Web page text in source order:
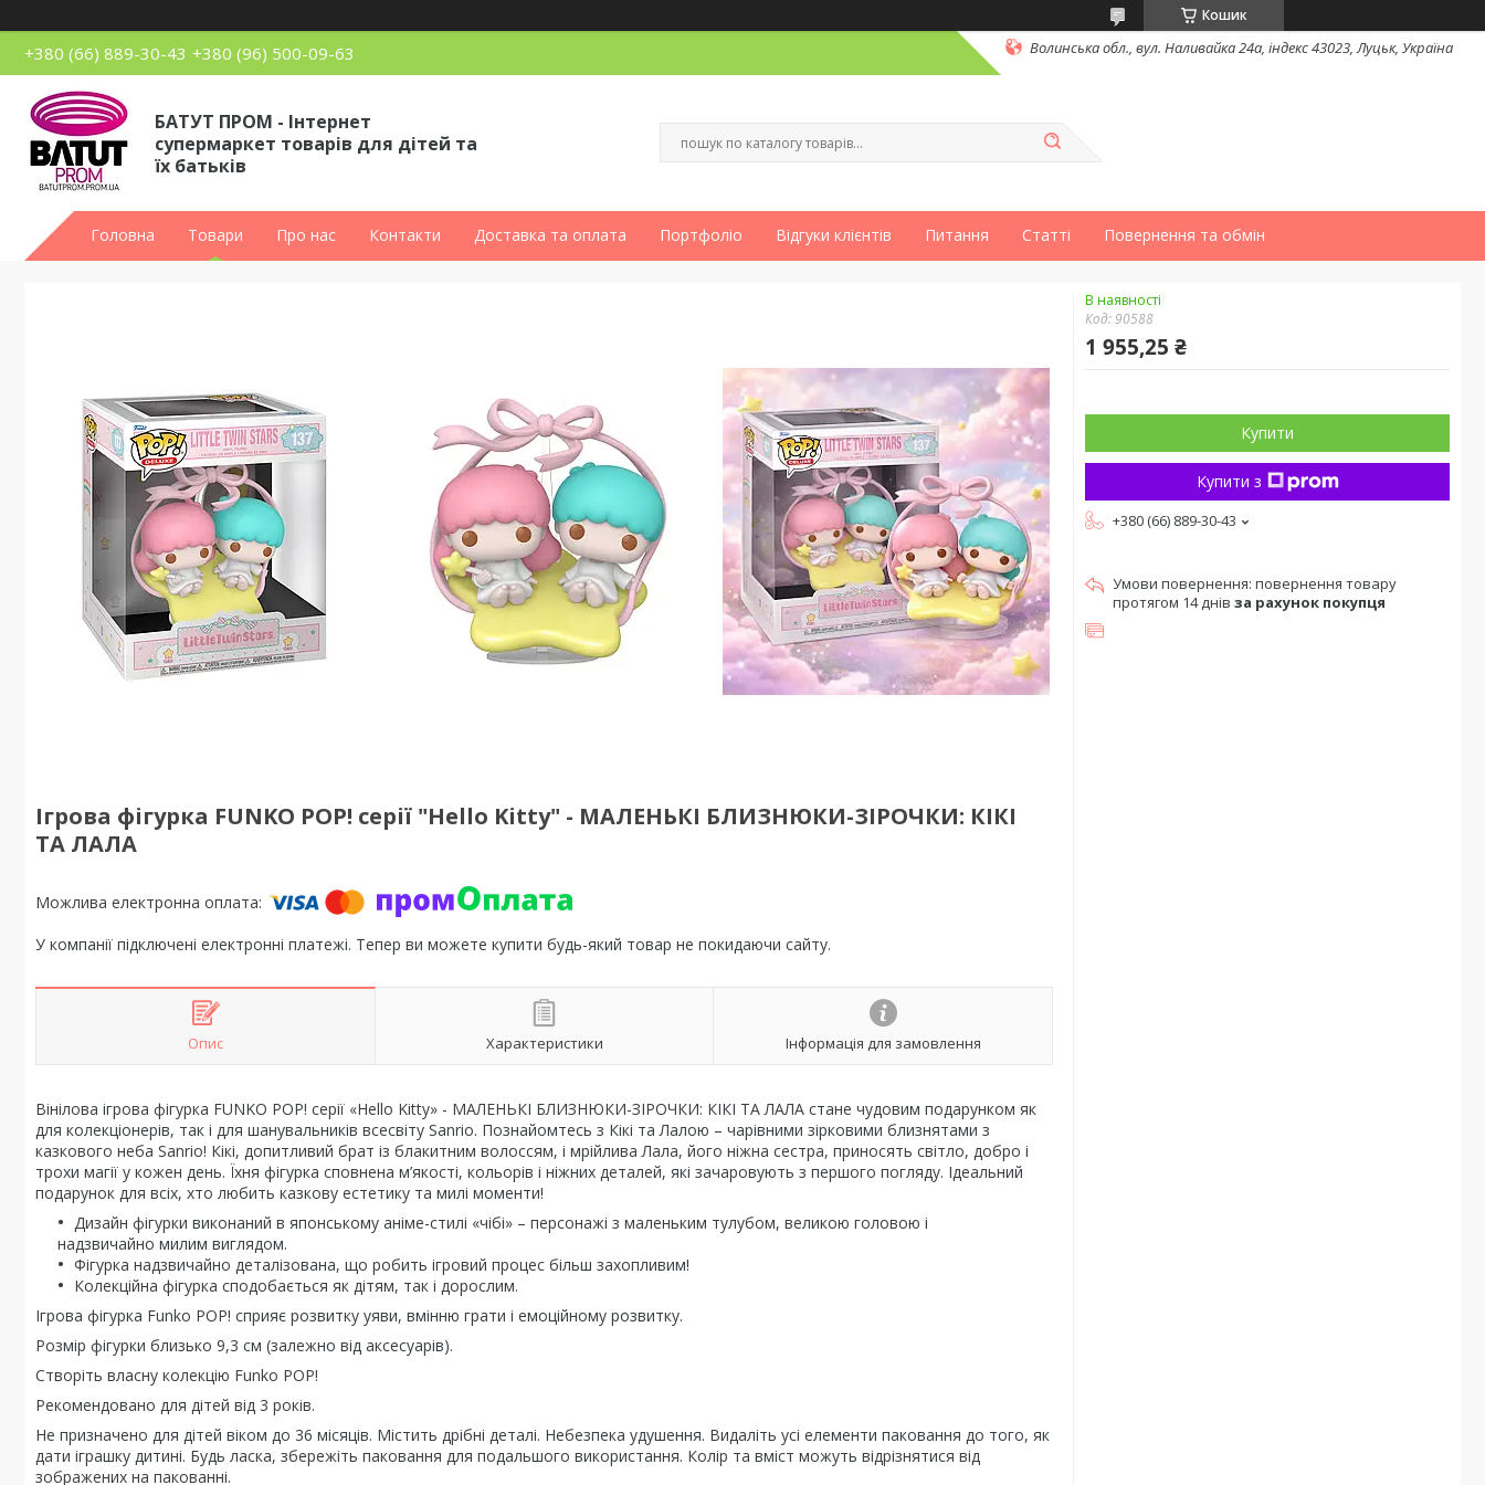
Кошик
+380 (66) 889-30-43 +380 (96) 500-09-63 Волинська обл., вул. Наливайка 24а, індекс 43023, Луцьк, Україна
БАТУТ ПРОМ - Інтернет
супермаркет товарів для дітей та
їх батьків
Головна Товари Про нас Контакти Доставка та оплата Портфоліо Відгуки клієнтів Питання Статті Повернення та обмін
Ігрова фігурка FUNKO POP! серії "Hello Kitty" - МАЛЕНЬКІ БЛИЗНЮКИ-ЗІРОЧКИ: КІКІ
ТА ЛАЛА
У компанії підключені електронні платежі. Тепер ви можете купити будь-який товар не покидаючи сайту.
Опис Характеристики Інформація для замовлення
Вінілова ігрова фігурка FUNKO POP! серії «Hello Kitty» - МАЛЕНЬКІ БЛИЗНЮКИ-ЗІРОЧКИ: КІКІ ТА ЛАЛА стане чудовим подарунком як
для колекціонерів, так і для шанувальників всесвіту Sanrio. Познайомтесь з Кікі та Лалою – чарівними зірковими близнятами з
казкового неба Sanrio! Кікі, допитливий брат із блакитним волоссям, і мрійлива Лала, його ніжна сестра, приносять світло, добро і
трохи магії у кожен день. Їхня фігурка сповнена м’якості, кольорів і ніжних деталей, які зачаровують з першого погляду. Ідеальний
подарунок для всіх, хто любить казкову естетику та милі моменти!
Дизайн фігурки виконаний в японському аніме-стилі «чібі» – персонажі з маленьким тулубом, великою головою і
надзвичайно милим виглядом.
Фігурка надзвичайно деталізована, що робить ігровий процес більш захопливим!
Колекційна фігурка сподобається як дітям, так і дорослим.
Ігрова фігурка Funko POP! сприяє розвитку уяви, вмінню грати і емоційному розвитку.
Розмір фігурки близько 9,3 см (залежно від аксесуарів).
Створіть власну колекцію Funko POP!
Рекомендовано для дітей від 3 років.
Не призначено для дітей віком до 36 місяців. Містить дрібні деталі. Небезпека удушення. Видаліть усі елементи паковання до того, як
дати іграшку дитині. Будь ласка, збережіть паковання для подальшого використання. Колір та вміст можуть відрізнятися від
зображених на пакованні.
В наявності
Код:90588
1 955,25 ₴
Купити
Купити з
+380 (66) 889-30-43
повернення товару
протягом 14 днів за рахунок покупця